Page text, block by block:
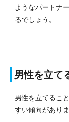
ようなパートナ
るでしょう。
男性を立て
男性を立てるこ
すい傾向がありま